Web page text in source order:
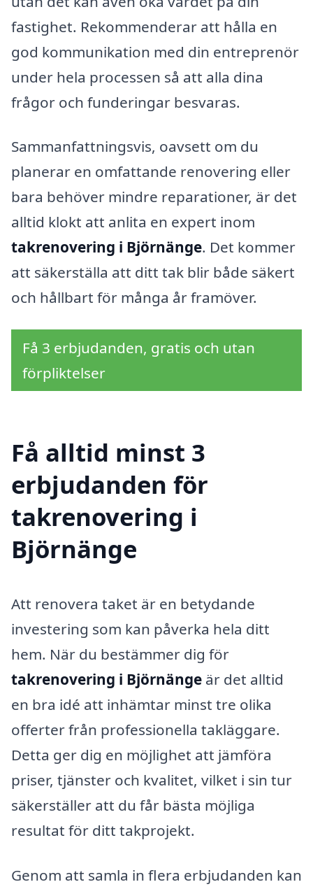
fastighet. Rekommenderar att hålla en
god kommunikation med din entreprenör
under hela processen så att alla dina
frågor och funderingar besvaras.
Sammanfattningsvis, oavsett om du
planerar en omfattande renovering eller
bara behöver mindre reparationer, är det
alltid klokt att anlita en expert inom
takrenovering i Björnänge. Det kommer
att säkerställa att ditt tak blir både säkert
och hållbart för många år framöver.
Få 3 erbjudanden, gratis och utan
förpliktelser
Få alltid minst 3
erbjudanden för
takrenovering i
Björnänge
Att renovera taket är en betydande
investering som kan påverka hela ditt
hem. När du bestämmer dig för
takrenovering i Björnänge är det alltid
en bra idé att inhämtar minst tre olika
offerter från professionella takläggare.
Detta ger dig en möjlighet att jämföra
priser, tjänster och kvalitet, vilket i sin tur
säkerställer att du får bästa möjliga
resultat för ditt takprojekt.
Genom att samla in flera erbjudanden kan